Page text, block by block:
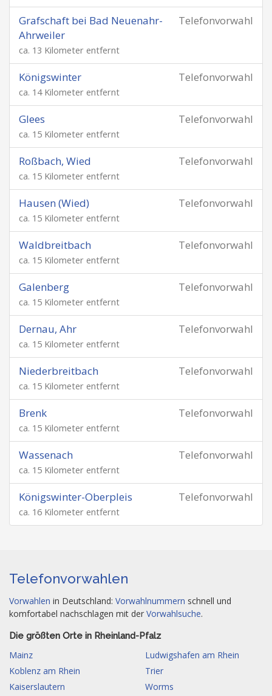
Telefonvorwahl
Grafschaft bei Bad Neuenahr-
Ahrweiler
ca. 13 Kilometer entfernt
Telefonvorwahl
Königswinter
ca. 14 Kilometer entfernt
Telefonvorwahl
Glees
ca. 15 Kilometer entfernt
Telefonvorwahl
Roßbach, Wied
ca. 15 Kilometer entfernt
Telefonvorwahl
Hausen (Wied)
ca. 15 Kilometer entfernt
Telefonvorwahl
Waldbreitbach
ca. 15 Kilometer entfernt
Telefonvorwahl
Galenberg
ca. 15 Kilometer entfernt
Telefonvorwahl
Dernau, Ahr
ca. 15 Kilometer entfernt
Telefonvorwahl
Niederbreitbach
ca. 15 Kilometer entfernt
Telefonvorwahl
Brenk
ca. 15 Kilometer entfernt
Telefonvorwahl
Wassenach
ca. 15 Kilometer entfernt
Telefonvorwahl
Königswinter-Oberpleis
ca. 16 Kilometer entfernt
Telefonvorwahlen
Vorwahlen in Deutschland: Vorwahlnummern schnell und
komfortabel nachschlagen mit der Vorwahlsuche.
Die größten Orte in Rheinland-Pfalz
Mainz
Ludwigshafen am Rhein
Koblenz am Rhein
Trier
Kaiserslautern
Worms